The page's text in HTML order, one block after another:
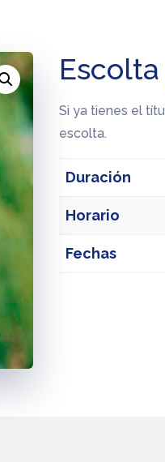
Si ya tienes el
escolta.
Duración
Horario
Fechas